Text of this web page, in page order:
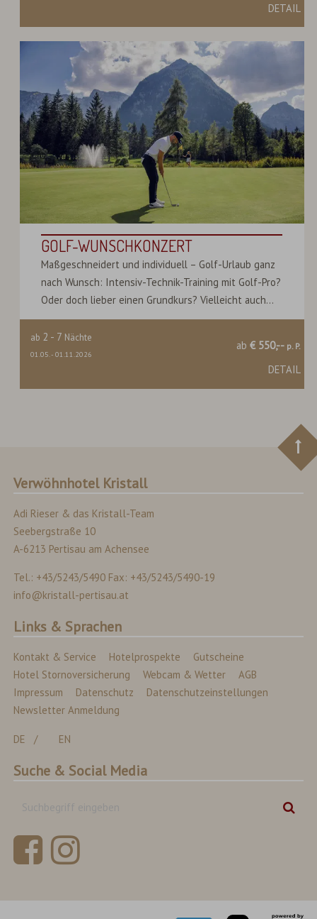
DETAIL
GOLF-WUNSCHKONZERT
Maßgeschneidert und individuell – Golf-Urlaub ganz
nach Wunsch: Intensiv-Technik-Training mit Golf-Pro?
Oder doch lieber einen Grundkurs? Vielleicht auch...
ab 2 - 7 Nächte
01.05.-01.11.2026
ab € 550,-- p. P.
DETAIL
Verwöhnhotel Kristall
Adi Rieser & das Kristall-Team
Seebergstraße 10
A-6213 Pertisau am Achensee
Tel.: +43/5243/5490 Fax: +43/5243/5490-19
info@kristall-pertisau.at
Links & Sprachen
Kontakt & Service Hotelprospekte
Gutscheine
Hotel Stornoversicherung
Webcam & Wetter
AGB
Impressum
Datenschutz
Datenschutzeinstellungen
Newsletter Anmeldung
DE EN
Suche & Social Media
Suchbegriff